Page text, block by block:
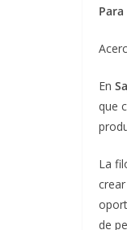
En
que
La
de